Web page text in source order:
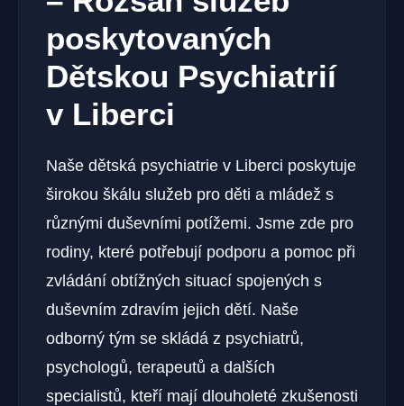
poskytovaných
Dětskou Psychiatrií
v Liberci
Naše dětská psychiatrie v Liberci poskytuje
širokou škálu služeb pro děti a mládež s
různými duševními potížemi. Jsme zde pro
rodiny, které potřebují podporu a pomoc při
zvládání obtížných situací spojených s
duševním zdravím jejich dětí. Naše
odborný tým se skládá z psychiatrů,
psychologů, terapeutů a dalších
specialistů, kteří mají dlouholeté zkušenosti